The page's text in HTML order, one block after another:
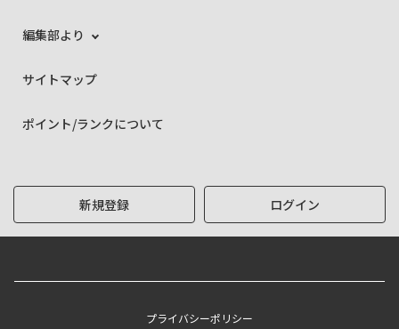
編集部より
サイトマップ
ポイント/ランクについて
新規登録 ログイン
プライバシーポリシー